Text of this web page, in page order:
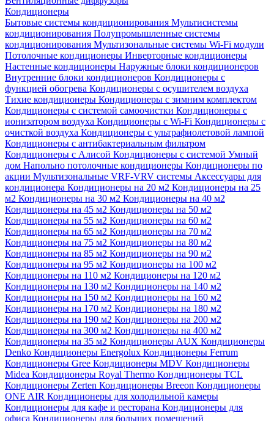
Кондиционеры
Бытовые системы кондиционирования Мультисистемы
кондиционирования Полупромышленные системы
кондиционирования Мультизональные системы Wi-Fi модули
Потолочные кондиционеры Инверторные кондиционеры
Настенные кондиционеры Наружные блоки кондиционеров
Внутренние блоки кондиционеров Кондиционеры с
функцией обогрева Кондиционеры с осушителем воздуха
Тихие кондиционеры Кондиционеры с зимним комплектом
Кондиционеры с системой самоочистки Кондиционеры с
ионизатором воздуха Кондиционеры с Wi-Fi Кондиционеры с
очисткой воздуха Кондиционеры с ультрафиолетовой лампой
Кондиционеры с антибактериальным фильтром
Кондиционеры с Алисой Кондиционеры с системой Умный
дом Напольно потолочные кондиционеры Кондиционеры по
акции Мультизональные VRF-VRV системы Аксессуары для
кондиционера Кондиционеры на 20 м2 Кондиционеры на 25
м2 Кондиционеры на 30 м2 Кондиционеры на 40 м2
Кондиционеры на 45 м2 Кондиционеры на 50 м2
Кондиционеры на 55 м2 Кондиционеры на 60 м2
Кондиционеры на 65 м2 Кондиционеры на 70 м2
Кондиционеры на 75 м2 Кондиционеры на 80 м2
Кондиционеры на 85 м2 Кондиционеры на 90 м2
Кондиционеры на 95 м2 Кондиционеры на 100 м2
Кондиционеры на 110 м2 Кондиционеры на 120 м2
Кондиционеры на 130 м2 Кондиционеры на 140 м2
Кондиционеры на 150 м2 Кондиционеры на 160 м2
Кондиционеры на 170 м2 Кондиционеры на 180 м2
Кондиционеры на 190 м2 Кондиционеры на 200 м2
Кондиционеры на 300 м2 Кондиционеры на 400 м2
Кондиционеры на 35 м2 Кондиционеры AUX Кондиционеры
Denko Кондиционеры Energolux Кондиционеры Ferrum
Кондиционеры Gree Кондиционеры MDV Кондиционеры
Midea Кондиционеры Royal Thermo Кондиционеры TCL
Кондиционеры Zerten Кондиционеры Breeon Кондиционеры
ONE AIR Кондиционеры для холодильной камеры
Кондиционеры для кафе и ресторана Кондиционеры для
офиса Кондиционеры для больших помещений